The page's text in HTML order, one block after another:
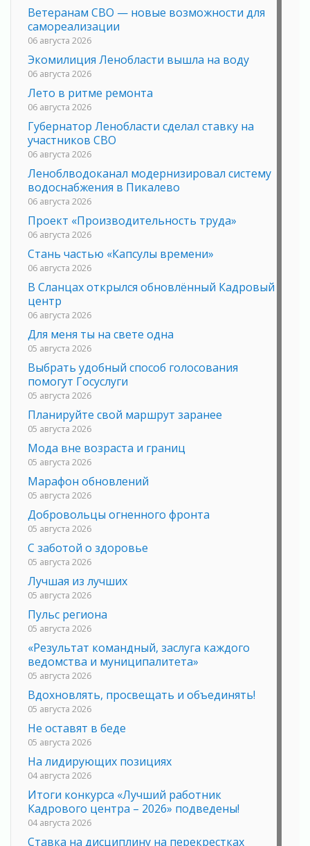
Ветеранам СВО — новые возможности для
самореализации
06 августа 2026
Экомилиция Ленобласти вышла на воду
06 августа 2026
Лето в ритме ремонта
06 августа 2026
Губернатор Ленобласти сделал ставку на
участников СВО
06 августа 2026
Леноблводоканал модернизировал систему
водоснабжения в Пикалево
06 августа 2026
Проект «Производительность труда»
06 августа 2026
Стань частью «Капсулы времени»
06 августа 2026
В Сланцах открылся обновлённый Кадровый
центр
06 августа 2026
Для меня ты на свете одна
05 августа 2026
Выбрать удобный способ голосования
помогут Госуслуги
05 августа 2026
Планируйте свой маршрут заранее
05 августа 2026
Мода вне возраста и границ
05 августа 2026
Марафон обновлений
05 августа 2026
Добровольцы огненного фронта
05 августа 2026
С заботой о здоровье
05 августа 2026
Лучшая из лучших
05 августа 2026
Пульс региона
05 августа 2026
«Результат командный, заслуга каждого
ведомства и муниципалитета»
05 августа 2026
Вдохновлять, просвещать и объединять!
05 августа 2026
Не оставят в беде
05 августа 2026
На лидирующих позициях
04 августа 2026
Итоги конкурса «Лучший работник
Кадрового центра – 2026» подведены!
04 августа 2026
Ставка на дисциплину на перекрестках